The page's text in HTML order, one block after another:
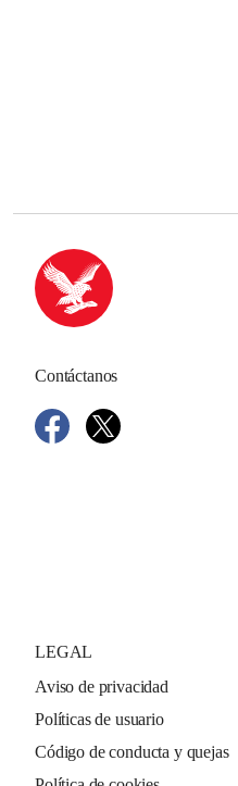
Contáctanos
LEGAL
Aviso de privacidad
Políticas de usuario
Código de conducta y quejas